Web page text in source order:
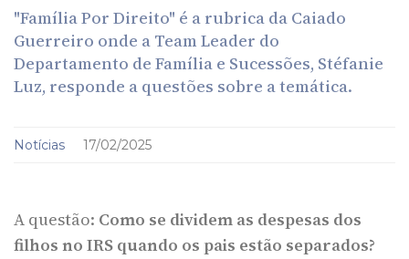
"Família Por Direito" é a rubrica da Caiado
Guerreiro onde a Team Leader do
Departamento de Família e Sucessões, Stéfanie
Luz, responde a questões sobre a temática.
Notícias 17/02/2025
A questão: Como se dividem as despesas dos
filhos no IRS quando os pais estão separados?